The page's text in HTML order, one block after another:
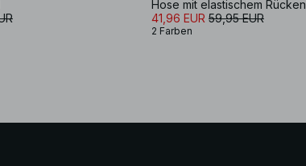
Hose mit elastischem Rücken
41,96 EUR 59,95 EUR
2 Farben